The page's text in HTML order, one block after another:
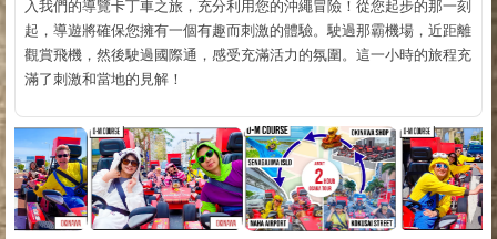
入我們的導覽卡丁車之旅，充分利用您的沖繩冒險！從您起步的那一刻
起，導遊將確保您擁有一個有趣而刺激的體驗。駛過那霸機場，近距離
觀賞飛機，然後駛過國際通，感受充滿活力的氛圍。這一小時的旅程充
滿了刺激和當地的見解！